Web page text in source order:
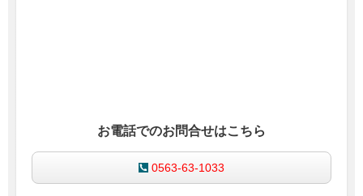
お電話でのお問合せはこちら
0563-63-1033